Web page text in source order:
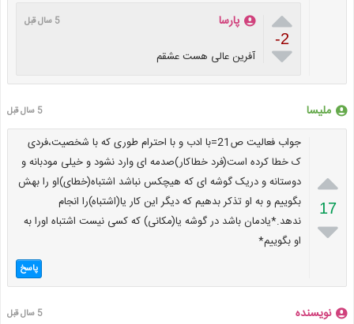

-2

پارسا 5 سال قبل
آفرین عالی هست عشقم
ملیسا 5 سال قبل

17

جواب فعالیت ص21=با ادب و با احترام طوری که با شخصیت،فردی
ک خطا کرده است(فرد خطاکار)صدمه ای وارد نشود و خیلی مودبانه و
دوستانه و دریک گوشه ای که هیچکس نباشد اشتباه(خطای)او را بهش
بگوییم و به او تذکر بدهیم که دیگر این کار یا(اشتباه)را انجام
ندهد.*یادمان باشد در گوشه یا(مکانی) که کسی نیست اشتباه اورا به
او بگوییم*
پاسخ
نویسنده 5 سال قبل